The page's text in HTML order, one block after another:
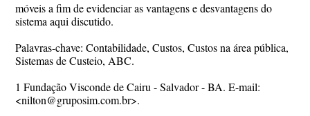
móveis a fim de evidenciar as vantagens e desvantagens do
sistema aqui discutido.
Palavras-chave: Contabilidade, Custos, Custos na área pública,
Sistemas de Custeio, ABC.
1 Fundação Visconde de Cairu - Salvador - BA. E-mail:
<nilton@gruposim.com.br>.